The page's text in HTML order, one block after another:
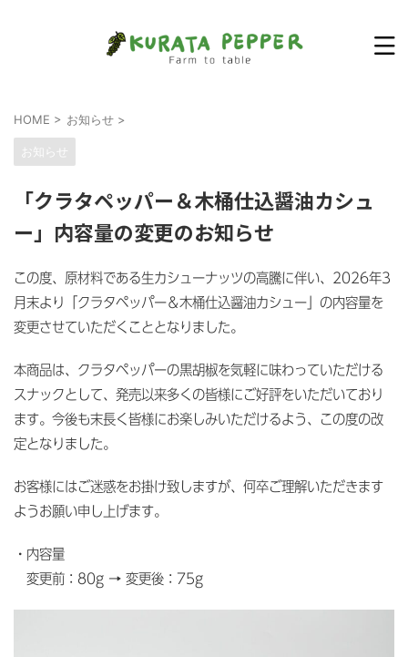
HOME > お知らせ >
お知らせ
「クラタペッパー＆木桶仕込醤油カシュ
ー」内容量の変更のお知らせ
この度、原材料である生カシューナッツの高騰に伴い、2026年3
月末より「クラタペッパー＆木桶仕込醤油カシュー」の内容量を
変更させていただくこととなりました。
本商品は、クラタペッパーの黒胡椒を気軽に味わっていただける
スナックとして、発売以来多くの皆様にご好評をいただいており
ます。今後も末長く皆様にお楽しみいただけるよう、この度の改
定となりました。
お客様にはご迷惑をお掛け致しますが、何卒ご理解いただきます
ようお願い申し上げます。
・内容量
変更前：80g → 変更後：75g